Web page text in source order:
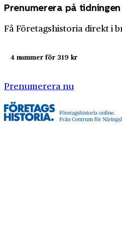
Prenumerera på
Få Företagshistoria direkt i
4 nummer för 319 kr
Prenumerera nu